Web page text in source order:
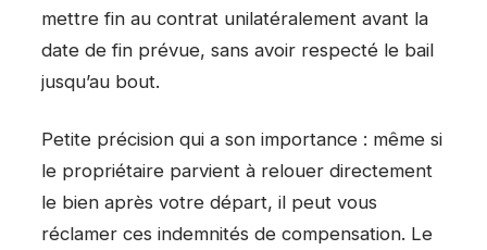
mettre fin au contrat unilatéralement avant la
date de fin prévue, sans avoir respecté le bail
jusqu’au bout.
Petite précision qui a son importance : même si
le propriétaire parvient à relouer directement
le bien après votre départ, il peut vous
réclamer ces indemnités de compensation. Le